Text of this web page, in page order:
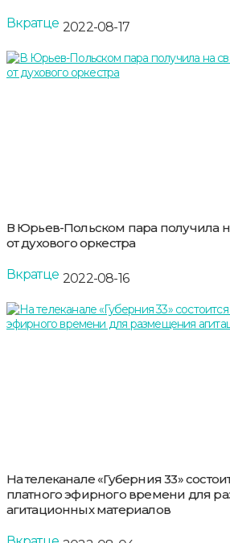
Вкратце 2022-08-17
В Юрьев-Польском пара получила
от духового оркестра
Вкратце 2022-08-16
На телеканале «Губерния 33»
платного эфирного времени для
агитационных материалов